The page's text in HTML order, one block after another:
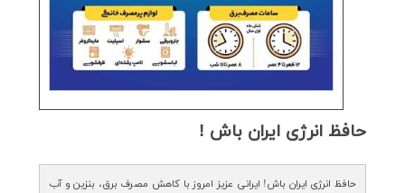
حافظ انرژی ایران باش !
حافظ انرژی ایران باش! ایرانی عزیز امروز با کاهش مصرف برق، بنزین و آب